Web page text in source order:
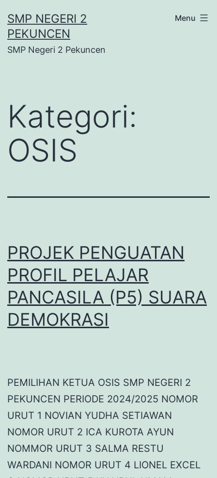
ke
konten
SMP NEGERI 2
PEKUNCEN
SMP Negeri 2 Pekuncen
Menu
Kategori:
OSIS
PROJEK PENGUATAN
PROFIL PELAJAR
PANCASILA (P5) SUARA
DEMOKRASI
PEMILIHAN KETUA OSIS SMP NEGERI 2
PEKUNCEN PERIODE 2024/2025 NOMOR
URUT 1 NOVIAN YUDHA SETIAWAN
NOMOR URUT 2 ICA KUROTA AYUN
NOMMOR URUT 3 SALMA RESTU
WARDANI NOMOR URUT 4 LIONEL EXCEL